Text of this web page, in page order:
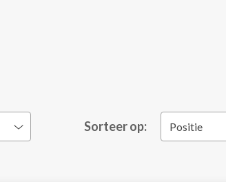
Sorteer op: Positie